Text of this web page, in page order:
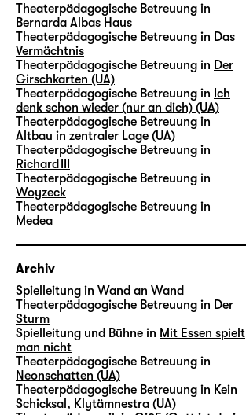
Theaterpädagogische Betreuung in
Bernarda Albas Haus
Theaterpädagogische Betreuung in Das
Vermächtnis
Theaterpädagogische Betreuung in Der
Girschkarten (UA)
Theaterpädagogische Betreuung in Ich
denk schon wieder (nur an dich) (UA)
Theaterpädagogische Betreuung in
Altbau in zentraler Lage (UA)
Theaterpädagogische Betreuung in
Richard III
Theaterpädagogische Betreuung in
Woyzeck
Theaterpädagogische Betreuung in
Medea
Archiv
Spielleitung in Wand an Wand
Theaterpädagogische Betreuung in Der
Sturm
Spielleitung und Bühne in Mit Essen spielt
man nicht
Theaterpädagogische Betreuung in
Neonschatten (UA)
Theaterpädagogische Betreuung in Kein
Schicksal, Klytämnestra (UA)